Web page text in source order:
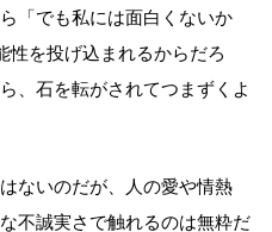
「でも私には面白くないか
を投げ込まれるからだろ
、石を転がされてつまずくよ
ないのだが、人の愛や情熱
不誠実さで触れるのは無粋だ